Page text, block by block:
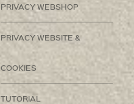
PRIVACY WEBSHOP
PRIVACY WEBSITE &
COOKIES
TUTORIAL